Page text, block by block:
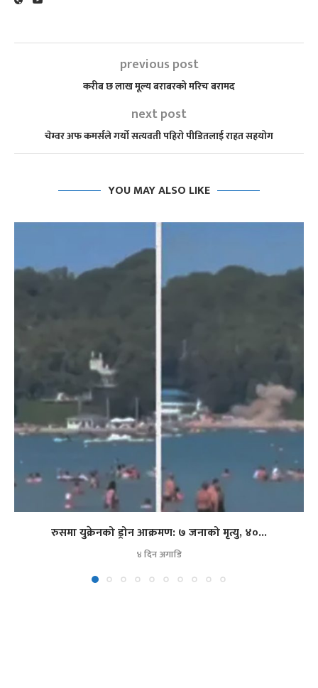
previous post
करीब छ लाख मूल्य बराबरको मरिच बरामद
next post
चेम्वर अफ कमर्सले गर्यो सत्यवती पहिरो पीडितलाई राहत सहयोग
YOU MAY ALSO LIKE
रुसमा युक्रेनको ड्रोन आक्रमण: ७ जनाको मृत्यु, ४०...
४ दिन अगाडि